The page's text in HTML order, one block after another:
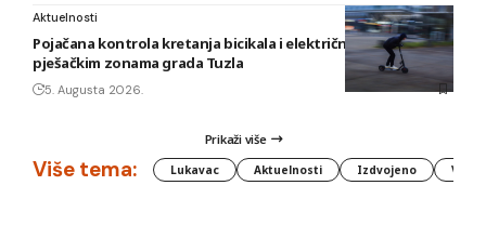
Aktuelnosti
Pojačana kontrola kretanja bicikala i električnih romobila u
pješačkim zonama grada Tuzla
5. Augusta 2026.
Prikaži više
Više tema: Lukavac Aktuelnosti Izdvojeno